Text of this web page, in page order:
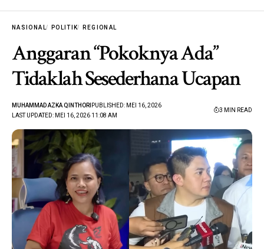
NASIONAL POLITIK REGIONAL
Anggaran “Pokoknya Ada”
Tidaklah Sesederhana Ucapan
LAST UPDATED: MEI 16, 2026 11:08 AM
MUHAMMAD AZKA QINTHORI PUBLISHED: MEI 16, 2026
3 MIN READ